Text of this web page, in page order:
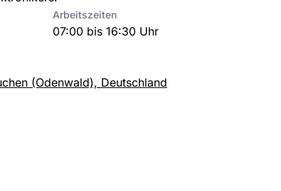
Arbeitszeiten
07:00 bis 16:30 Uhr
(Odenwald), Deutschland